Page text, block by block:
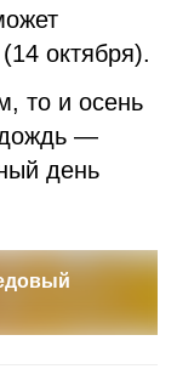
октября).
то и осень
дождь —
день